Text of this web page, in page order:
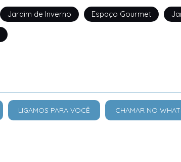
Jardim de Inverno Espaço Gourmet
LIGAMOS PARA VOCÊ CHAMAR NO